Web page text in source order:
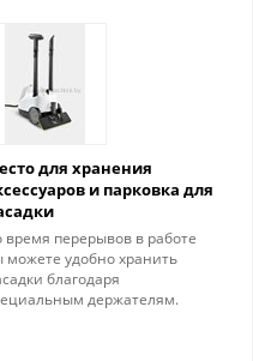
для хранения
и парковка для
время перерывов в работе
можете удобно хранить
благодаря
держателям.